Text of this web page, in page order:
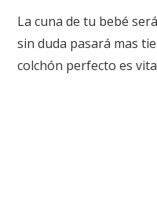
La cuna de tu bebé
sin duda pasará mas
colchón perfecto es